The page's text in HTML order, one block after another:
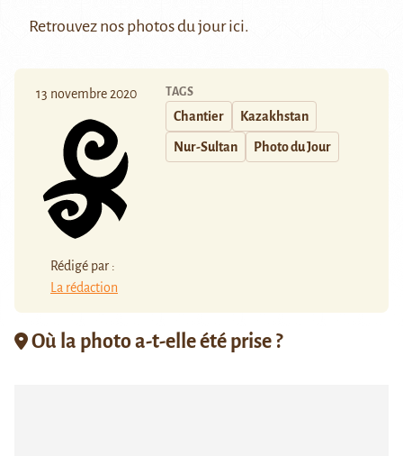
Retrouvez nos photos du jourici.
13 novembre 2020
Rédigé par :
La rédaction
TAGS
Chantier Kazakhstan
Nur-Sultan Photo du Jour
Où la photo a-t-elle été prise ?